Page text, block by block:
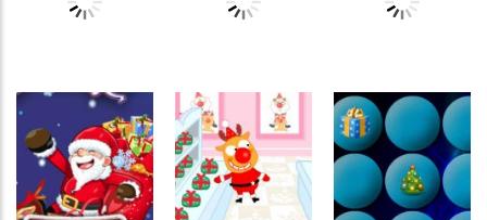
Jogo do papai
Árvore de
cabeça do
Papai Noel
Raciocínio
Lógico
Winter
Holidays
Raciocínio
Lógico
Santas
Warehouse
Raciocínio
Lógico
Winter
Mahjong